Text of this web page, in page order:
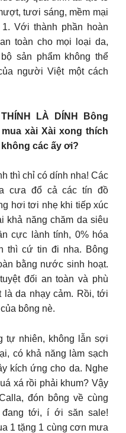
tươi sáng, mềm mại
Với thành phần hoàn
toàn cho mọi loại da,
sản phẩm không thể
người Việt một cách
LÀ DÍNH Bông
xài Xài xong thích
các ấy ơi?
thì chỉ có dính nha! Các
cưa đổ cả các tín đồ
hơi tơi nhẹ khi tiếp xúc
khả năng chăm da siêu
cực lành tính, 0% hóa
thì cứ tin đi nha. Bông
bằng nước sinh hoạt.
đối an toàn và phù
da nhạy cảm. Rồi, tới
bông nè.
tự nhiên, không lẫn sợi
có khả năng làm sạch
kích ứng cho da. Nghe
xá rồi phải khum? Vậy
đón bông về cùng
đang tới, í ới săn sale!
1 tặng 1 cùng cơn mưa